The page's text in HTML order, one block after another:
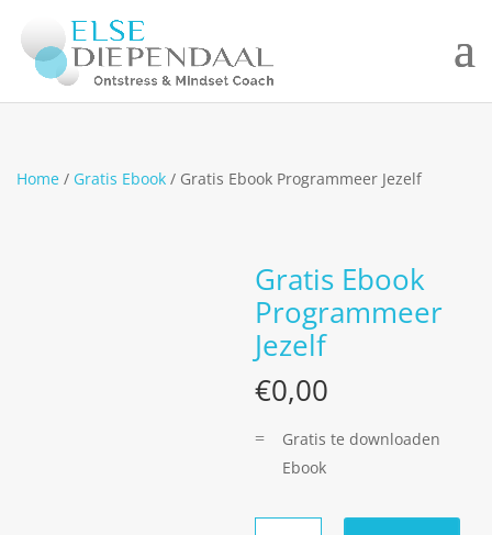
Home / Gratis Ebook / Gratis Ebook Programmeer Jezelf
Gratis Ebook
Programmeer
Jezelf
€0,00
Gratis te downloaden
Ebook